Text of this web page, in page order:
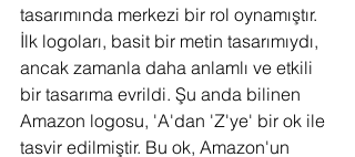
tasarımında merkezi bir rol oynamıştır.
İlk logoları, basit bir metin tasarımıydı,
ancak zamanla daha anlamlı ve etkili
bir tasarıma evrildi. Şu anda bilinen
Amazon logosu, 'A'dan 'Z'ye' bir ok ile
tasvir edilmiştir. Bu ok, Amazon'un